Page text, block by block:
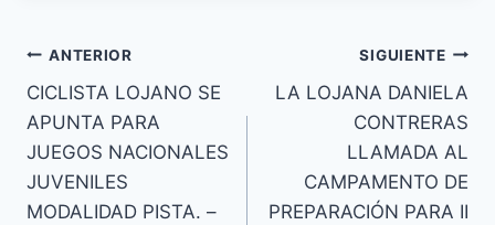
ANTERIOR
CICLISTA LOJANO SE
APUNTA PARA
JUEGOS NACIONALES
JUVENILES
MODALIDAD PISTA. –
SIGUIENTE
LA LOJANA DANIELA
CONTRERAS
LLAMADA AL
CAMPAMENTO DE
PREPARACIÓN PARA II